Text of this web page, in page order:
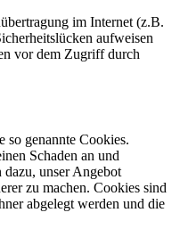
im Internet (z.B.
aufweisen
vor dem Zugriff durch
so genannte Cookies.
Schaden an und
unser Angebot
zu machen. Cookies sind
abgelegt werden und die